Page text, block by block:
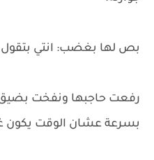
بص لها بغضب: انتي بتقول
رفعت حاجبها ونفخت بضيق:
بسرعة عشان الوقت يكون